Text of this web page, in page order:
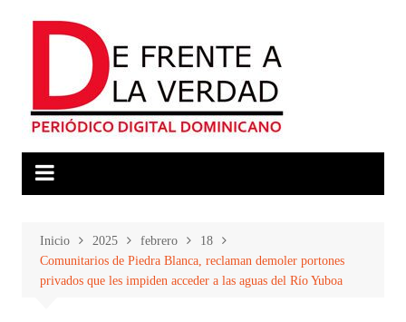
Inicio 2025 febrero
18
Comunitarios de Piedra Blanca, reclaman demoler portones
privados que les impiden acceder a las aguas del Río Yuboa